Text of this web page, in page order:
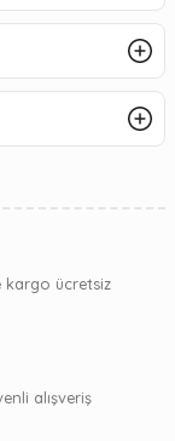
kargo ücretsiz
alışveriş